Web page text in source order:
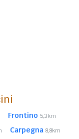
Frontino 5,3km
Carpegna 8,8km